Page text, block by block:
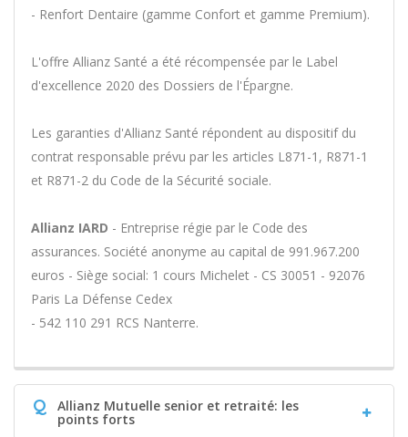
- Renfort Dentaire (gamme Confort et gamme Premium).
L'offre Allianz Santé a été récompensée par le Label
d'excellence 2020 des Dossiers de l'Épargne.
Les garanties d'Allianz Santé répondent au dispositif du
contrat responsable prévu par les articles L871-1, R871-1
et R871-2 du Code de la Sécurité sociale.
Allianz IARD - Entreprise régie par le Code des
assurances. Société anonyme au capital de 991.967.200
euros - Siège social: 1 cours Michelet - CS 30051 - 92076
Paris La Défense Cedex
- 542 110 291 RCS Nanterre.
Q Allianz Mutuelle senior et retraité: les
points forts